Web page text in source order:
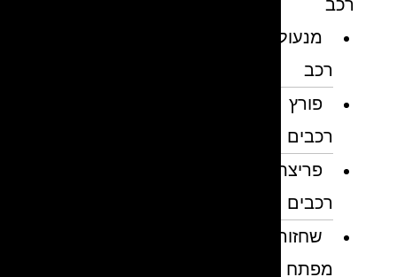
מנעולן
פורץ
רכבים
פריצת
רכבים
שחזור
מפתח